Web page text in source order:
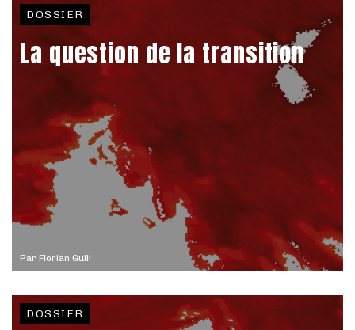
Par Florian Gulli
DOSSIER
La question de la transition
DOSSIER